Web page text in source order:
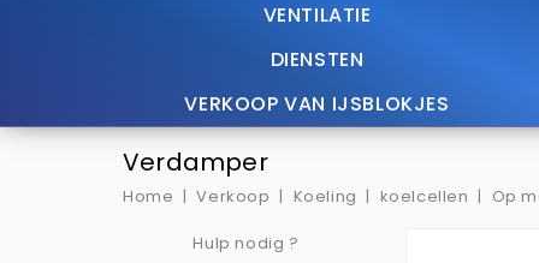
VENTILATIE
DIENSTEN
VERKOOP VAN IJSBLOKJES
Verdamper
Home Verkoop Koeling koelcellen Op
Hulp nodig ?